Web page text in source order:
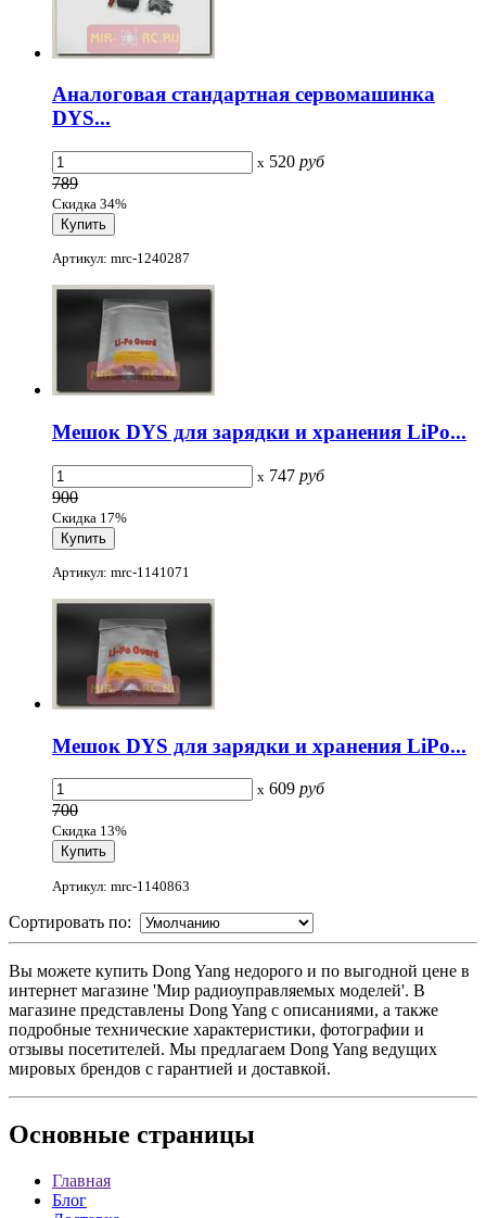
Аналоговая стандартная сервомашинка
DYS...
x 520 руб
789
Скидка 34%
Артикул: mrc-1240287
Мешок DYS для зарядки и хранения LiPo...
x 747 руб
900
Скидка 17%
Артикул: mrc-1141071
Мешок DYS для зарядки и хранения LiPo...
x 609 руб
700
Скидка 13%
Артикул: mrc-1140863
Сортировать по:
Вы можете купить Dong Yang недорого и по выгодной цене в
интернет магазине 'Мир радиоуправляемых моделей'. В
магазине представлены Dong Yang с описаниями, а также
подробные технические характеристики, фотографии и
отзывы посетителей. Мы предлагаем Dong Yang ведущих
мировых брендов с гарантией и доставкой.
Основные страницы
Главная
Блог